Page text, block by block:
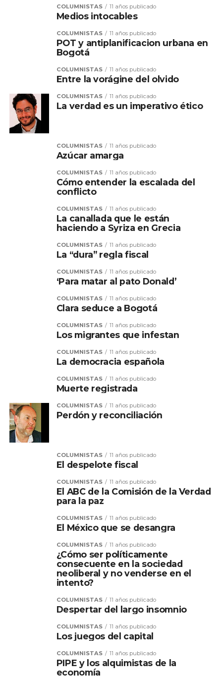
COLUMNISTAS 11 años publicado
Medios intocables
COLUMNISTAS 11 años publicado
POT y antiplanificacion urbana en
Bogotá
COLUMNISTAS 11 años publicado
Entre la vorágine del olvido
COLUMNISTAS 11 años publicado
La verdad es un imperativo ético
COLUMNISTAS 11 años publicado
Azúcar amarga
COLUMNISTAS 11 años publicado
Cómo entender la escalada del
conflicto
COLUMNISTAS 11 años publicado
La canallada que le están
haciendo a Syriza en Grecia
COLUMNISTAS 11 años publicado
La “dura” regla fiscal
COLUMNISTAS 11 años publicado
‘Para matar al pato Donald’
COLUMNISTAS 11 años publicado
Clara seduce a Bogotá
COLUMNISTAS 11 años publicado
Los migrantes que infestan
COLUMNISTAS 11 años publicado
La democracia española
COLUMNISTAS 11 años publicado
Muerte registrada
COLUMNISTAS 11 años publicado
Perdón y reconciliación
COLUMNISTAS 11 años publicado
El despelote fiscal
COLUMNISTAS 11 años publicado
El ABC de la Comisión de la Verdad
para la paz
COLUMNISTAS 11 años publicado
El México que se desangra
COLUMNISTAS 11 años publicado
¿Cómo ser políticamente
consecuente en la sociedad
neoliberal y no venderse en el
intento?
COLUMNISTAS 11 años publicado
Despertar del largo insomnio
COLUMNISTAS 11 años publicado
Los juegos del capital
COLUMNISTAS 11 años publicado
PIPE y los alquimistas de la
economía